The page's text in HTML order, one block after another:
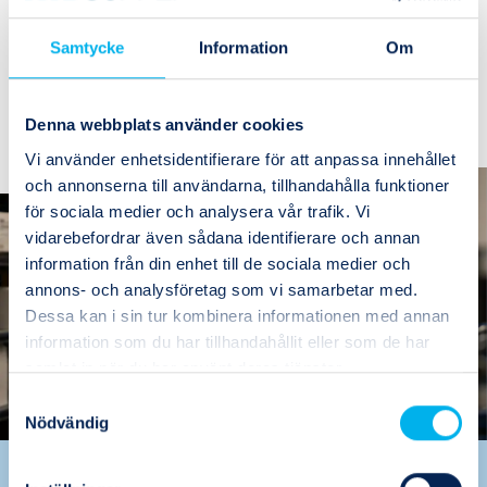
Samtycke Information Om
Denna webbplats använder cookies
Vi använder enhetsidentifierare för att anpassa innehållet
och annonserna till användarna, tillhandahålla funktioner
för sociala medier och analysera vår trafik. Vi
vidarebefordrar även sådana identifierare och annan
information från din enhet till de sociala medier och
annons- och analysföretag som vi samarbetar med.
Dessa kan i sin tur kombinera informationen med annan
information som du har tillhandahållit eller som de har
samlat in när du har använt deras tjänster.
Samtyckesval
Nödvändig
Lagerstatus I lager